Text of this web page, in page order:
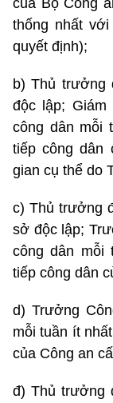
thống nhất
quyết định);
b) Thủ trưởng
độc lập;
công dân mỗi
tiếp công dân
gian cụ thể do
c) Thủ trưởng
sở độc lập;
công dân mỗi
tiếp công dân
d) Trưởng
mỗi tuần ít
của Công an
đ) Thủ trưởng